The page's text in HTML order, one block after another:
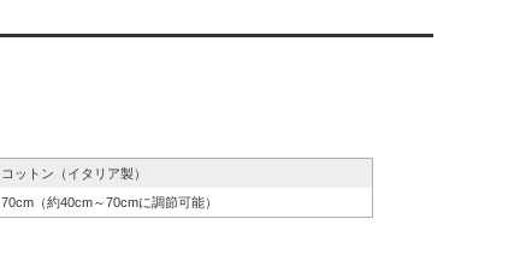
コットン（イタリア製）
70cm（約40cm～70cmに調節可能）